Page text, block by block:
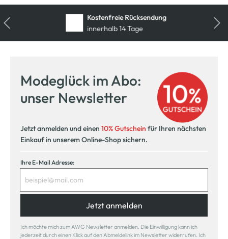
Kostenfreie Rücksendung
innerhalb 14 Tage
Modeglück im Abo:
unser Newsletter
Jetzt anmelden und einen 10% Gutschein für Ihren nächsten
Einkauf in unserem Online-Shop sichern.
Ihre E-Mail Adresse:
Jetzt anmelden
Ich möchte mich zum AWG Newsletter anmelden. Die Einwilligung kann ich
jederzeit durch einen Klick auf den Abmeldelink im Newsletter widerrufen. Ich